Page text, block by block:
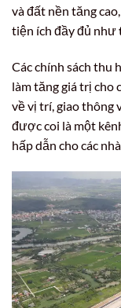
và đất nền tăng
tiện ích đầy đủ như
Các chính sách thu
làm tăng giá trị cho
về vị trí, giao thông
được coi là một
hấp dẫn cho các